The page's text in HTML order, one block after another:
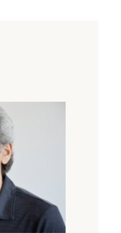
hat unser
und
Zu
und
welche
Problemen